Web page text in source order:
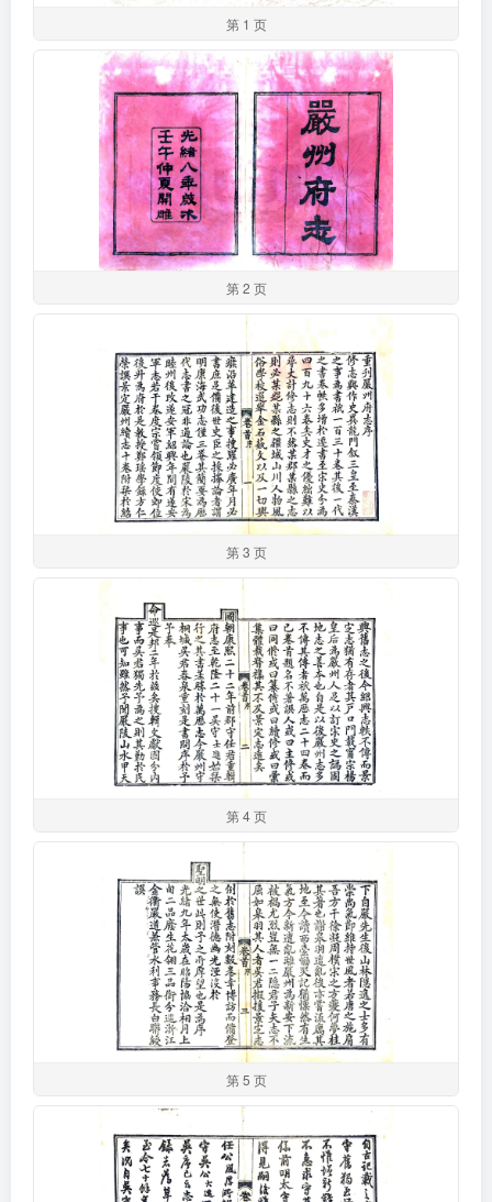
第 1 页
第 2 页
第 3 页
第 4 页
第 5 页